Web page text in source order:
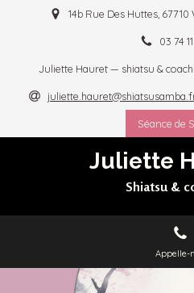
14b Rue Des Huttes,
03 74
Juliette Hauret — shiatsu &
Séance de
Juliette
Shiatsu &
Appelle-